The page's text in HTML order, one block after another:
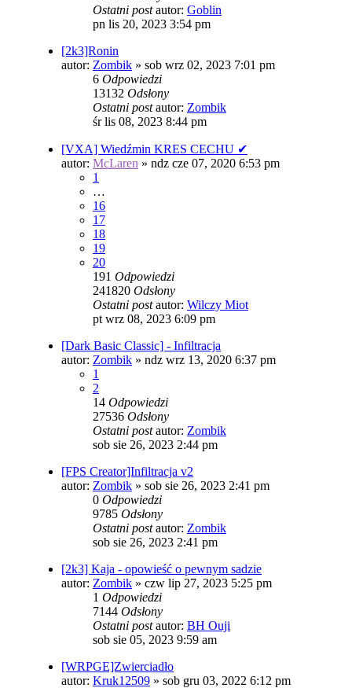
Ostatni postautor: Goblin
pn lis 20, 2023 3:54 pm
[2k3]Ronin
autor: Zombik » sob wrz 02, 2023 7:01 pm
6 Odpowiedzi
13132 Odsłony
Ostatni postautor: Zombik
śr lis 08, 2023 8:44 pm
[VXA] Wiedźmin KRES CECHU ✔
autor: McLaren » ndz cze 07, 2020 6:53 pm
1
…
16
17
18
19
20
191 Odpowiedzi
241820 Odsłony
Ostatni postautor: Wilczy Miot
pt wrz 08, 2023 6:09 pm
[Dark Basic Classic] - Infiltracja
autor: Zombik » ndz wrz 13, 2020 6:37 pm
1
2
14 Odpowiedzi
27536 Odsłony
Ostatni postautor: Zombik
sob sie 26, 2023 2:44 pm
[FPS Creator]Infiltracja v2
autor: Zombik » sob sie 26, 2023 2:41 pm
0 Odpowiedzi
9785 Odsłony
Ostatni postautor: Zombik
sob sie 26, 2023 2:41 pm
[2k3] Kaja - opowieść o pewnym sadzie
autor: Zombik » czw lip 27, 2023 5:25 pm
1 Odpowiedzi
7144 Odsłony
Ostatni postautor: BH Ouji
sob sie 05, 2023 9:59 am
[WRPGE]Zwierciadło
autor: Kruk12509 » sob gru 03, 2022 6:12 pm